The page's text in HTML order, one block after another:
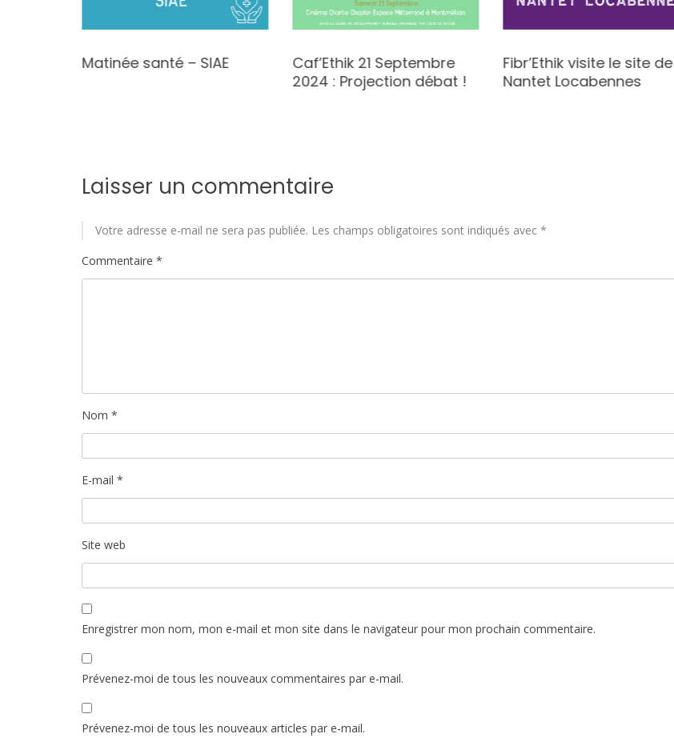
Matinée santé – SIAE
Caf’Ethik 21 Septembre
2024 : Projection débat !
Fibr’Ethik visite le site de
Nantet Locabennes
Laisser un commentaire
Votre adresse e-mail ne sera pas publiée. Les champs obligatoires sont indiqués avec *
Commentaire *
Nom *
E-mail *
Site web
Enregistrer mon nom, mon e-mail et mon site dans le navigateur pour mon prochain commentaire.
Prévenez-moi de tous les nouveaux commentaires par e-mail.
Prévenez-moi de tous les nouveaux articles par e-mail.